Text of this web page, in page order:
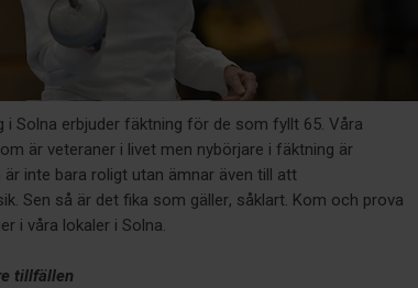
i Solna erbjuder fäktning för de som fyllt 65. Våra
är veteraner i livet men nybörjare i fäktning är
inte bara roligt utan ämnar även till att
Sen så är det fika som gäller, såklart. Kom och prova
i våra lokaler i Solna.
tillfällen